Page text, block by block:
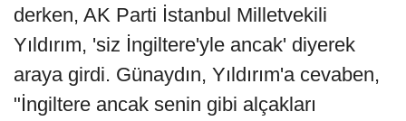
derken, AK Parti İstanbul Milletvekili
Yıldırım, 'siz İngiltere'yle ancak' diyerek
araya girdi. Günaydın, Yıldırım'a cevaben,
"İngiltere ancak senin gibi alçakları